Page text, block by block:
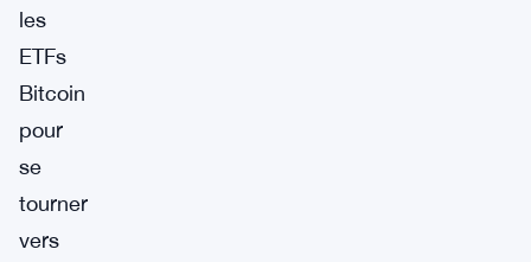
les
ETFs
Bitcoin
pour
se
tourner
vers